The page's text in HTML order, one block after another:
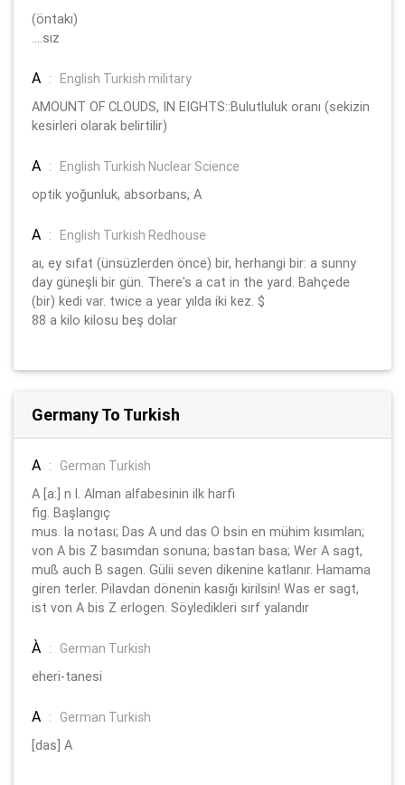
(öntakı)
....sız
A :
English Turkish military
AMOUNT OF CLOUDS, IN EIGHTS::Bulutluluk oranı (sekizin
kesirleri olarak belirtilir)
A :
English Turkish Nuclear Science
optik yoğunluk, absorbans, A
A :
English Turkish Redhouse
aı, ey sıfat (ünsüzlerden önce) bir, herhangi bir: a sunny
day güneşli bir gün. There's a cat in the yard. Bahçede
(bir) kedi var. twice a year yılda iki kez. $
88 a kilo kilosu beş dolar
Germany To Turkish
A :
German Turkish
A [a:] n l. Alman alfabesinin ilk harfi
fig. Başlangıç
mus. la notası; Das A und das O bsin en mühim kısımlan;
von A bis Z basımdan sonuna; bastan basa; Wer A sagt,
muß auch B sagen. Gülii seven dikenine katlanır. Hamama
giren terler. Pilavdan dönenin kasığı kirilsin! Was er sagt,
ist von A bis Z erlogen. Söyledikleri sırf yalandır
À :
German Turkish
eheri-tanesi
A :
German Turkish
[das] A